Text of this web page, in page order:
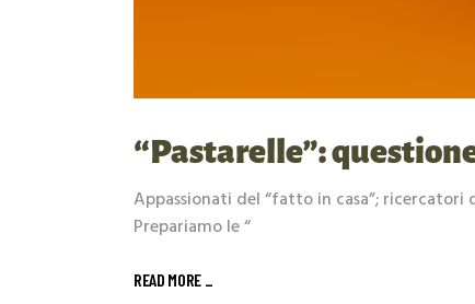
“Pastarelle”:
Appassionati del “fatto in casa”;
Prepariamo le “
READ MORE _